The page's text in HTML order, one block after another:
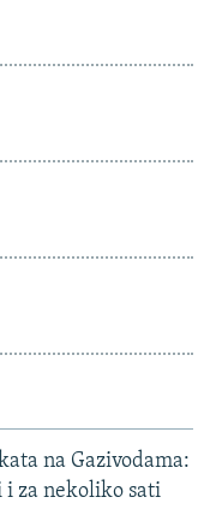
na Gazivodama:
i za nekoliko sati